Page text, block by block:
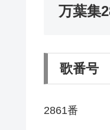
万葉集
歌番号
2861番